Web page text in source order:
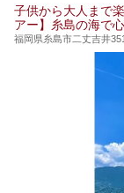
子供から大人まで
アー】糸島の海で
福岡県糸島市二丈吉井